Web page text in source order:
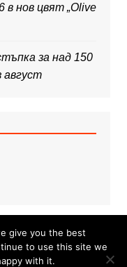
в нов цвят „Olive
за над 150
август
give you the best
to use this site we
with it.